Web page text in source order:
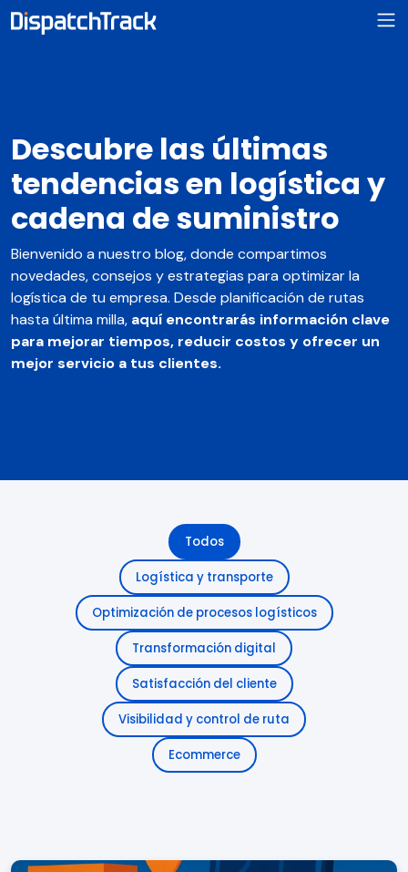
Descubre las últimas
tendencias en logística y
cadena de suministro
Bienvenido a nuestro blog, donde compartimos
novedades, consejos y estrategias para optimizar la
logística de tu empresa. Desde planificación de rutas
hasta última milla, aquí encontrarás información clave
para mejorar tiempos, reducir costos y ofrecer un
mejor servicio a tus clientes.
Todos
Logística y transporte
Optimización de procesos logísticos
Transformación digital
Satisfacción del cliente
Visibilidad y control de ruta
Ecommerce